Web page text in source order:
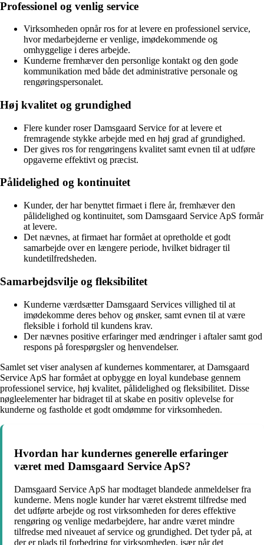
Professionel og venlig service
Virksomheden opnår ros for at levere en professionel service,
hvor medarbejderne er venlige, imødekommende og
omhyggelige i deres arbejde.
Kunderne fremhæver den personlige kontakt og den gode
kommunikation med både det administrative personale og
rengøringspersonalet.
Høj kvalitet og grundighed
Flere kunder roser Damsgaard Service for at levere et
fremragende stykke arbejde med en høj grad af grundighed.
Der gives ros for rengøringens kvalitet samt evnen til at udføre
opgaverne effektivt og præcist.
Pålidelighed og kontinuitet
Kunder, der har benyttet firmaet i flere år, fremhæver den
pålidelighed og kontinuitet, som Damsgaard Service ApS formår
at levere.
Det nævnes, at firmaet har formået at opretholde et godt
samarbejde over en længere periode, hvilket bidrager til
kundetilfredsheden.
Samarbejdsvilje og fleksibilitet
Kunderne værdsætter Damsgaard Services villighed til at
imødekomme deres behov og ønsker, samt evnen til at være
fleksible i forhold til kundens krav.
Der nævnes positive erfaringer med ændringer i aftaler samt god
respons på forespørgsler og henvendelser.
Samlet set viser analysen af kundernes kommentarer, at Damsgaard
Service ApS har formået at opbygge en loyal kundebase gennem
professionel service, høj kvalitet, pålidelighed og fleksibilitet. Disse
nøgleelementer har bidraget til at skabe en positiv oplevelse for
kunderne og fastholde et godt omdømme for virksomheden.
Hvordan har kundernes generelle erfaringer
været med Damsgaard Service ApS?
Damsgaard Service ApS har modtaget blandede anmeldelser fra
kunderne. Mens nogle kunder har været ekstremt tilfredse med
det udførte arbejde og rost virksomheden for deres effektive
rengøring og venlige medarbejdere, har andre været mindre
tilfredse med niveauet af service og grundighed. Det tyder på, at
der er plads til forbedring for virksomheden, især når det